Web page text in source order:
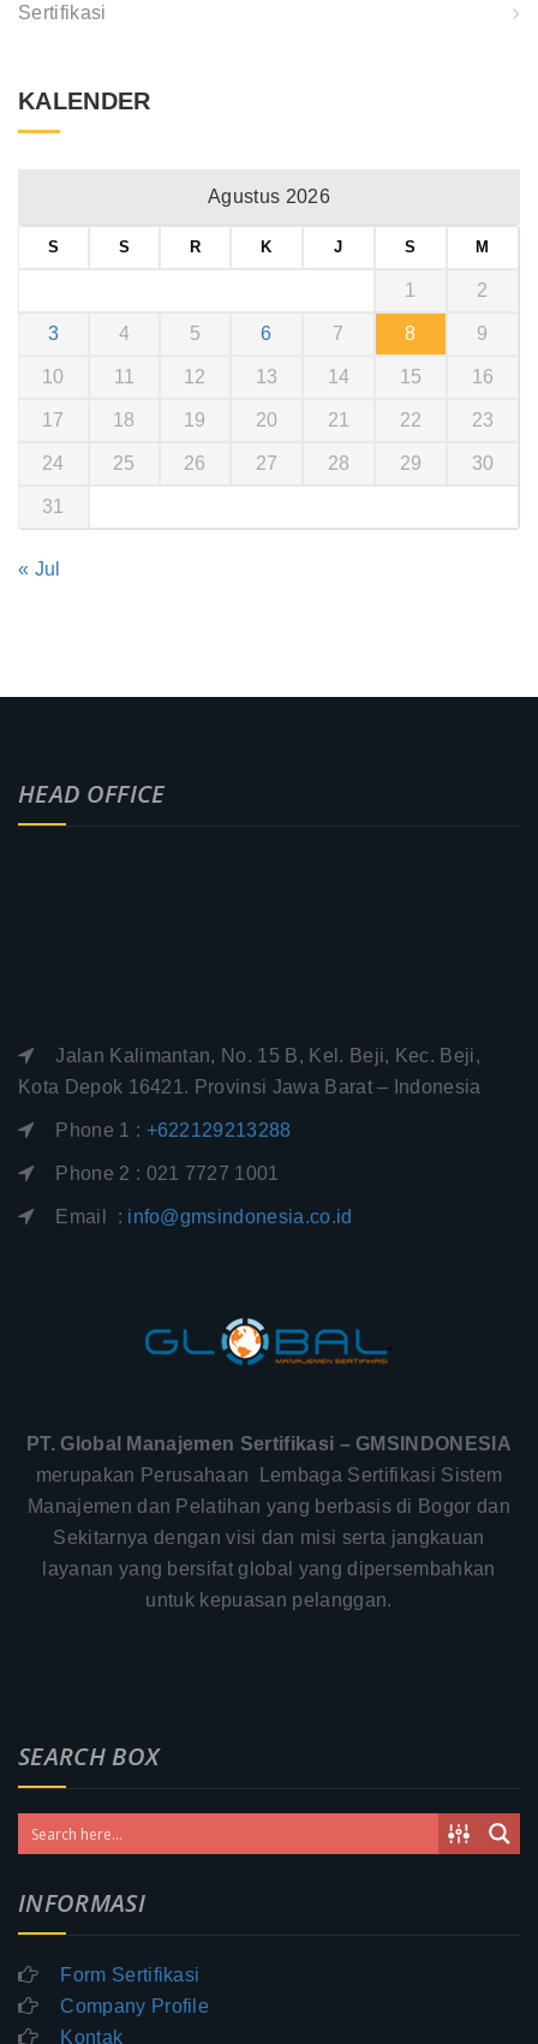
Sertifikasi
KALENDER
Agustus 2026
S S R K J S M
1 2
3 4 5 6 7 8 9
10 11 12 13 14 15 16
17 18 19 20 21 22 23
24 25 26 27 28 29 30
31
« Jul
HEAD OFFICE
Jalan Kalimantan, No. 15 B, Kel. Beji, Kec. Beji,
Kota Depok 16421. Provinsi Jawa Barat – Indonesia
Phone 1 : +622129213288
Phone 2 : 021 7727 1001
Email : info@gmsindonesia.co.id
PT. Global Manajemen Sertifikasi – GMSINDONESIA
merupakan Perusahaan Lembaga Sertifikasi Sistem
Manajemen dan Pelatihan yang berbasis di Bogor dan
Sekitarnya dengan visi dan misi serta jangkauan
layanan yang bersifat global yang dipersembahkan
untuk kepuasan pelanggan.
SEARCH BOX
INFORMASI
Form Sertifikasi
Company Profile
Kontak